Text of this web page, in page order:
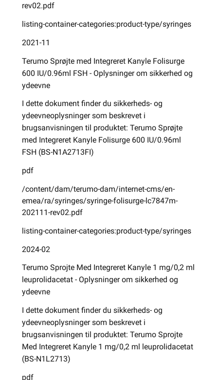
rev02.pdf
listing-container-categories:product-type/syringes
2021-11
Terumo Sprøjte med Integreret Kanyle Folisurge
600 IU/0.96ml FSH - Oplysninger om sikkerhed og
ydeevne
I dette dokument finder du sikkerheds- og
ydeevneoplysninger som beskrevet i
brugsanvisningen til produktet: Terumo Sprøjte
med Integreret Kanyle Folisurge 600 IU/0.96ml
FSH (BS-N1A2713FI)
pdf
/content/dam/terumo-dam/internet-cms/en-
emea/ra/syringes/syringe-folisurge-lc7847m-
202111-rev02.pdf
listing-container-categories:product-type/syringes
2024-02
Terumo Sprojte Med Integreret Kanyle 1 mg/0,2 ml
leuprolidacetat - Oplysninger om sikkerhed og
ydeevne
I dette dokument finder du sikkerheds- og
ydeevneoplysninger som beskrevet i
brugsanvisningen til produktet: Terumo Sprojte
Med Integreret Kanyle 1 mg/0,2 ml leuprolidacetat
(BS-N1L2713)
pdf